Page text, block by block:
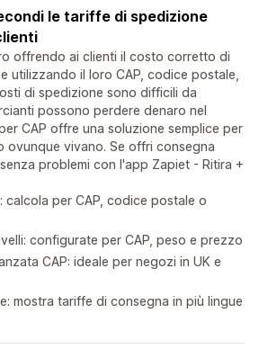
le tariffe di spedizione
offrendo ai clienti il costo corretto di
utilizzando il loro CAP, codice postale,
di spedizione sono difficili da
possono perdere denaro nel
CAP offre una soluzione semplice per
ovunque vivano. Se offri consegna
problemi con l'app Zapiet - Ritira +
calcola per CAP, codice postale o
configurate per CAP, peso e prezzo
CAP: ideale per negozi in UK e
mostra tariffe di consegna in più lingue